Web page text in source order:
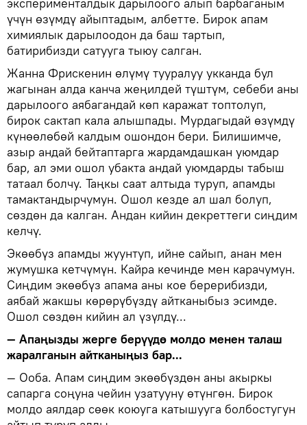
эксперименталдык дарылоого алып барбаганым
үчүн өзүмдү айыптадым, албетте. Бирок апам
химиялык дарылоодон да баш тартып,
батирибизди сатууга тыюу салган.
Жанна Фрискенин өлүмү тууралуу укканда бул
жагынан алда канча жеңилдей түштүм, себеби аны
дарылоого аябагандай көп каражат топтолуп,
бирок сактап кала алышпады. Мурдагыдай өзүмдү
күнөөлөбөй калдым ошондон бери. Билишимче,
азыр андай бейтаптарга жардамдашкан уюмдар
бар, ал эми ошол убакта андай уюмдарды табыш
татаал болчу. Таңкы саат алтыда туруп, апамды
тамактандырчумун. Ошол кезде ал шал болуп,
сөздөн да калган. Андан кийин декреттеги сиңдим
келчү.
Экөөбүз апамды жуунтуп, ийне сайып, анан мен
жумушка кетчүмүн. Кайра кечинде мен карачумун.
Сиңдим экөөбүз апама аны кое берерибизди,
аябай жакшы көрөрүбүздү айтканыбыз эсимде.
Ошол сөздөн кийин ал үзүлдү...
— Апаңызды жерге берүүдө молдо менен талаш
жаралганын айтканыңыз бар...
— Ооба. Апам сиңдим экөөбүздөн аны акыркы
сапарга соңуна чейин узатууну өтүнгөн. Бирок
молдо аялдар сөөк коюуга катышууга болбостугун